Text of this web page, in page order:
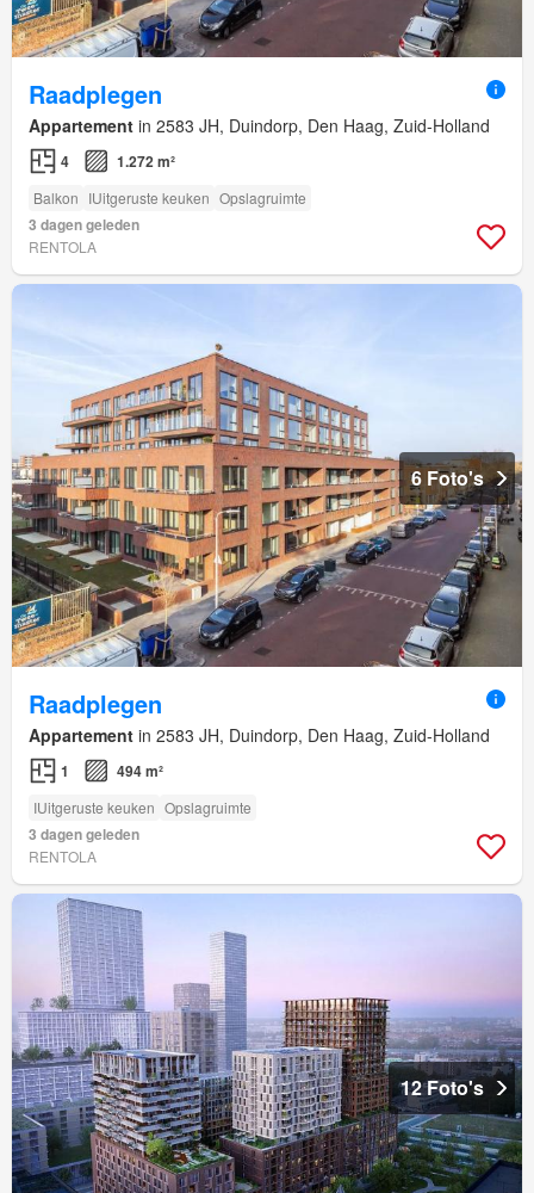
Raadplegen
Appartement in 2583 JH, Duindorp, Den Haag, Zuid-Holland
4 1.272 m²
Balkon IUitgeruste keuken Opslagruimte
3 dagen geleden
RENTOLA
6 Foto's
Raadplegen
Appartement in 2583 JH, Duindorp, Den Haag, Zuid-Holland
1 494 m²
IUitgeruste keuken Opslagruimte
3 dagen geleden
RENTOLA
12 Foto's